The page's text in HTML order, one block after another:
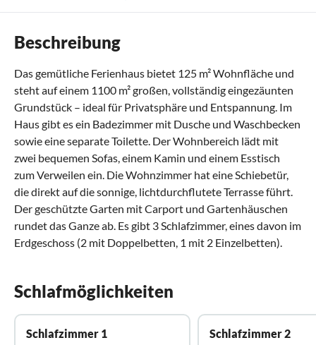
Beschreibung
Das gemütliche Ferienhaus bietet 125 m² Wohnfläche und
steht auf einem 1100 m² großen, vollständig eingezäunten
Grundstück – ideal für Privatsphäre und Entspannung. Im
Haus gibt es ein Badezimmer mit Dusche und Waschbecken
sowie eine separate Toilette. Der Wohnbereich lädt mit
zwei bequemen Sofas, einem Kamin und einem Esstisch
zum Verweilen ein. Die Wohnzimmer hat eine Schiebetür,
die direkt auf die sonnige, lichtdurchflutete Terrasse führt.
Der geschützte Garten mit Carport und Gartenhäuschen
rundet das Ganze ab. Es gibt 3 Schlafzimmer, eines davon im
Erdgeschoss (2 mit Doppelbetten, 1 mit 2 Einzelbetten).
Schlafmöglichkeiten
Schlafzimmer 1
Schlafzimmer 2